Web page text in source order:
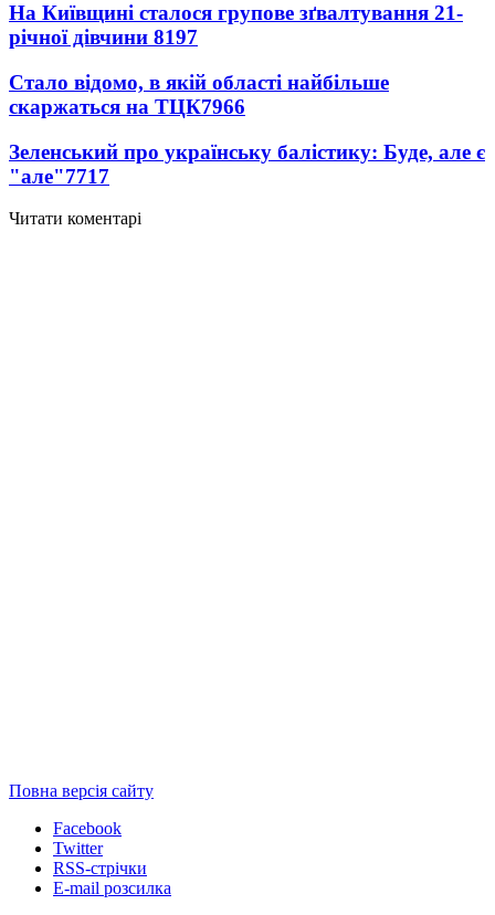
На Київщині сталося групове зґвалтування 21-
річної дівчини 8197
Стало відомо, в якій області найбільше
скаржаться на ТЦК7966
Зеленський про українську балістику: Буде, але є
"але"7717
Читати коментарі
Повна версія сайту
Facebook
Twitter
RSS-стрічки
E-mail розсилка